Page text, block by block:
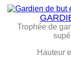
Trophée de
Hauteur